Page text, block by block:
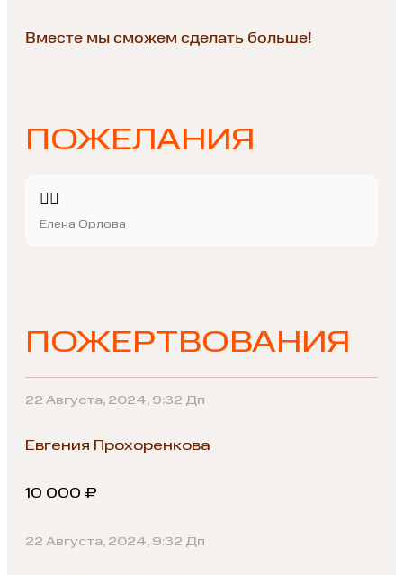
Вместе мы сможем сделать больше!
ПОЖЕЛАНИЯ
👍🏻
Елена Орлова
ПОЖЕРТВОВАНИЯ
22 Августа, 2024, 9:32 Дп
Евгения Прохоренкова
10 000 ₽
22 Августа, 2024, 9:32 Дп